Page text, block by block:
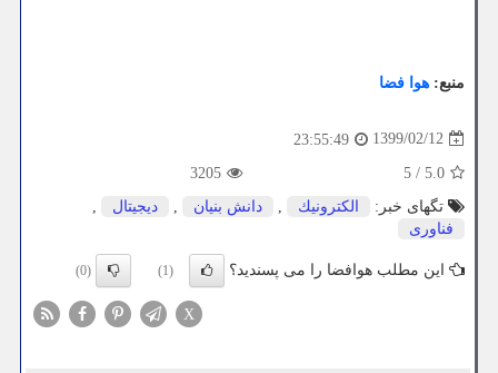
منبع: هوا فضا
1399/02/12
23:55:49
5.0
/
5
3205
تگهای خبر:
الكترونیك , دانش بنیان , دیجیتال
,
فناوری
این مطلب هوافضا را می پسندید؟ (1)
(0)
X